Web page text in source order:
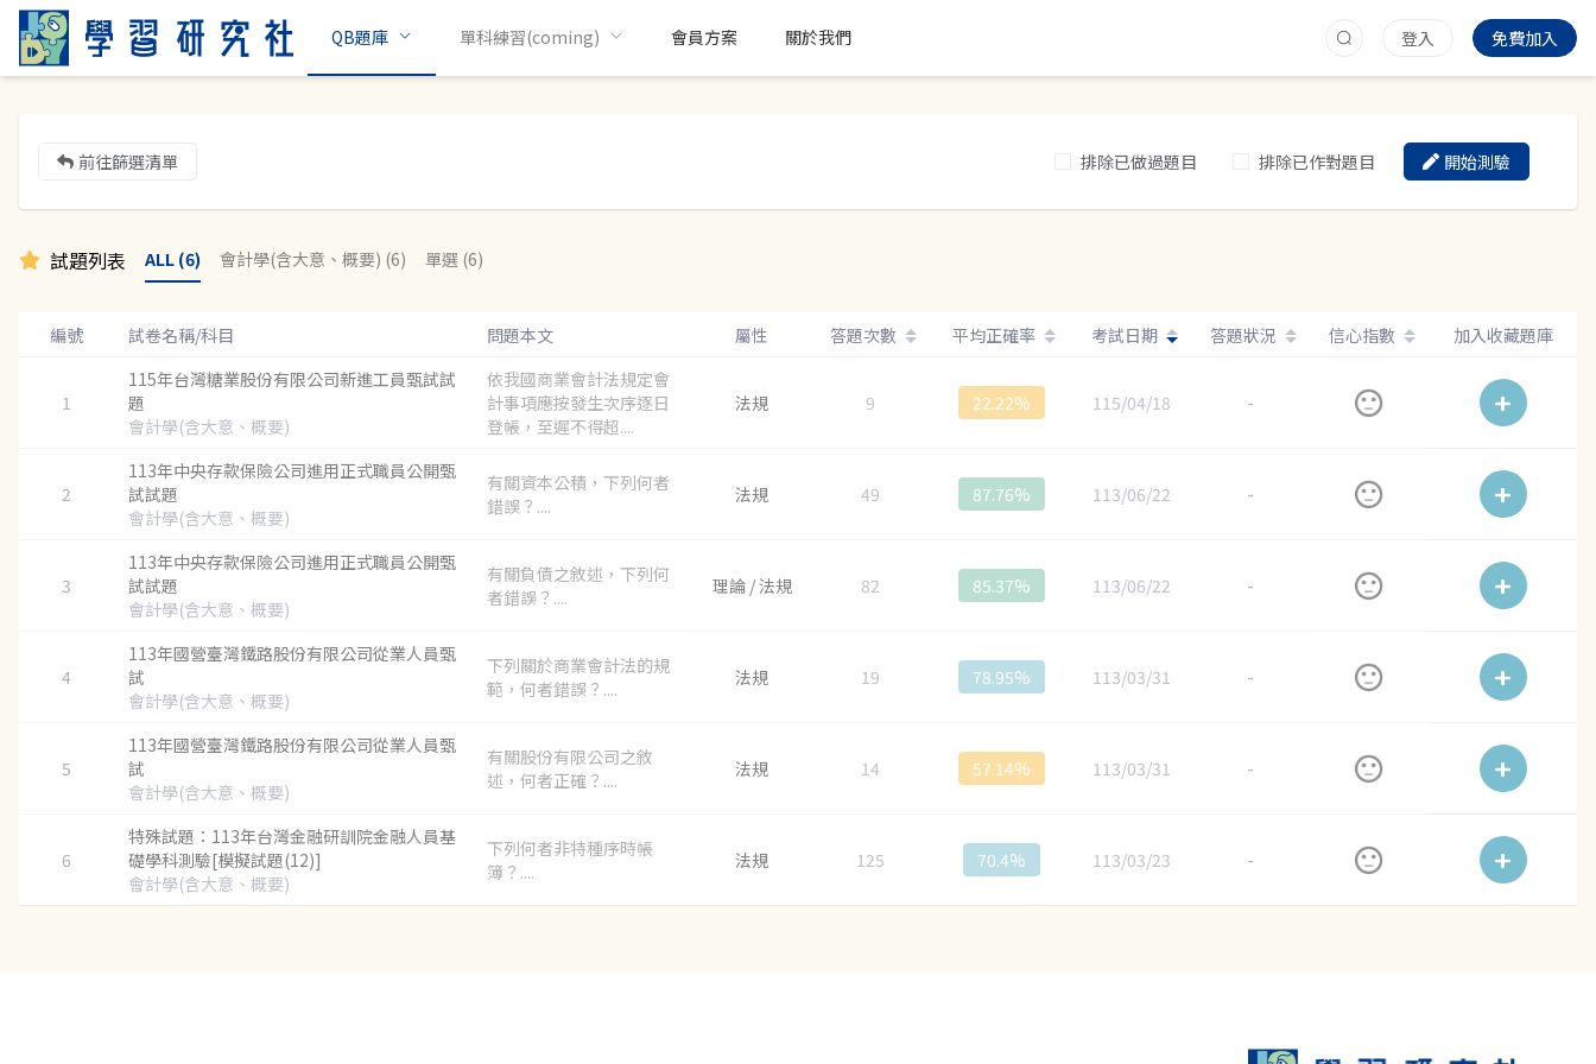
QB題庫 單科練習(coming) 會員方案 關於我們 登入 免費加入
前往篩選清單 排除已做過題目 排除已作對題目 開始測驗
試題列表 ALL (6) 會計學(含大意、概要) (6) 單選 (6)
編號 試卷名稱/科目 問題本文 屬性 答題次數 平均正確率 考試日期 答題狀況 信心指數 加入收藏題庫
1
115年台灣糖業股份有限公司新進工員甄試試
題
會計學(含大意、概要)
依我國商業會計法規定會
計事項應按發生次序逐日
登帳，至遲不得超....
法規 9 22.22% 115/04/18 -
2
113年中央存款保險公司進用正式職員公開甄
試試題
會計學(含大意、概要)
有關資本公積，下列何者
錯誤？....
法規 49 87.76% 113/06/22 -
3
113年中央存款保險公司進用正式職員公開甄
試試題
會計學(含大意、概要)
有關負債之敘述，下列何
者錯誤？....
理論 / 法規 82 85.37% 113/06/22 -
4
113年國營臺灣鐵路股份有限公司從業人員甄
試
會計學(含大意、概要)
下列關於商業會計法的規
範，何者錯誤？....
法規 19 78.95% 113/03/31 -
5
113年國營臺灣鐵路股份有限公司從業人員甄
試
會計學(含大意、概要)
有關股份有限公司之敘
述，何者正確？....
法規 14 57.14% 113/03/31 -
6
特殊試題：113年台灣金融研訓院金融人員基
礎學科測驗[模擬試題(12)]
會計學(含大意、概要)
下列何者非特種序時帳
簿？....
法規 125 70.4% 113/03/23 -